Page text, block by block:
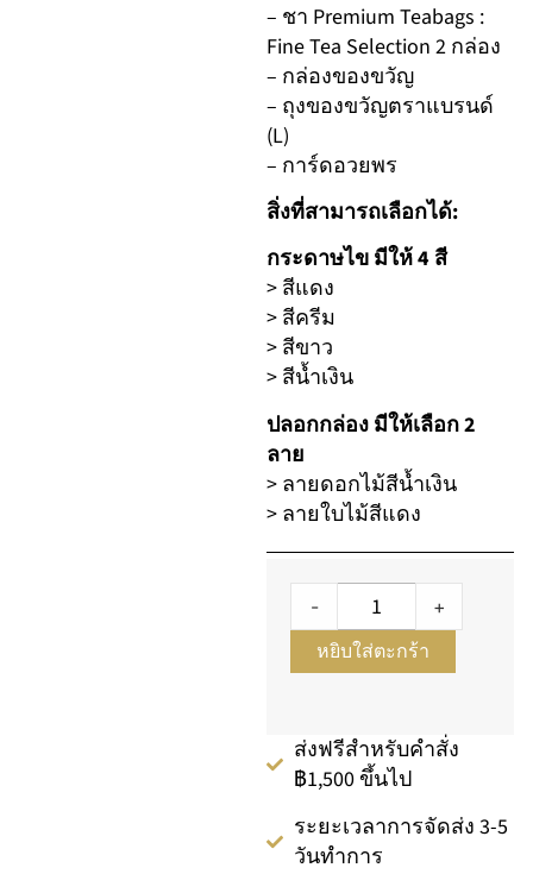
– ชา Premium Teabags :
Fine Tea Selection 2 กล่อง
– กล่องของขวัญ
– ถุงของขวัญตราแบรนด์
(L)
– การ์ดอวยพร
สิ่งที่สามารถเลือกได้:
กระดาษไข มีให้ 4 สี
> สีแดง
> สีครีม
> สีขาว
> สีน้ำเงิน
ปลอกกล่อง มีให้เลือก 2
ลาย
> ลายดอกไม้สีน้ำเงิน
> ลายใบไม้สีแดง
- +
หยิบใส่ตะกร้า
ส่งฟรีสำหรับคำสั่ง
฿1,500 ขึ้นไป
ระยะเวลาการจัดส่ง 3-5
วันทำการ